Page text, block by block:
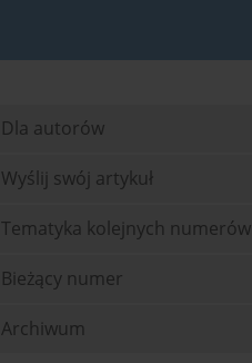
Dla autorów
Wyślij swój artykuł
Tematyka kolejnych numerów
Bieżący numer
Archiwum